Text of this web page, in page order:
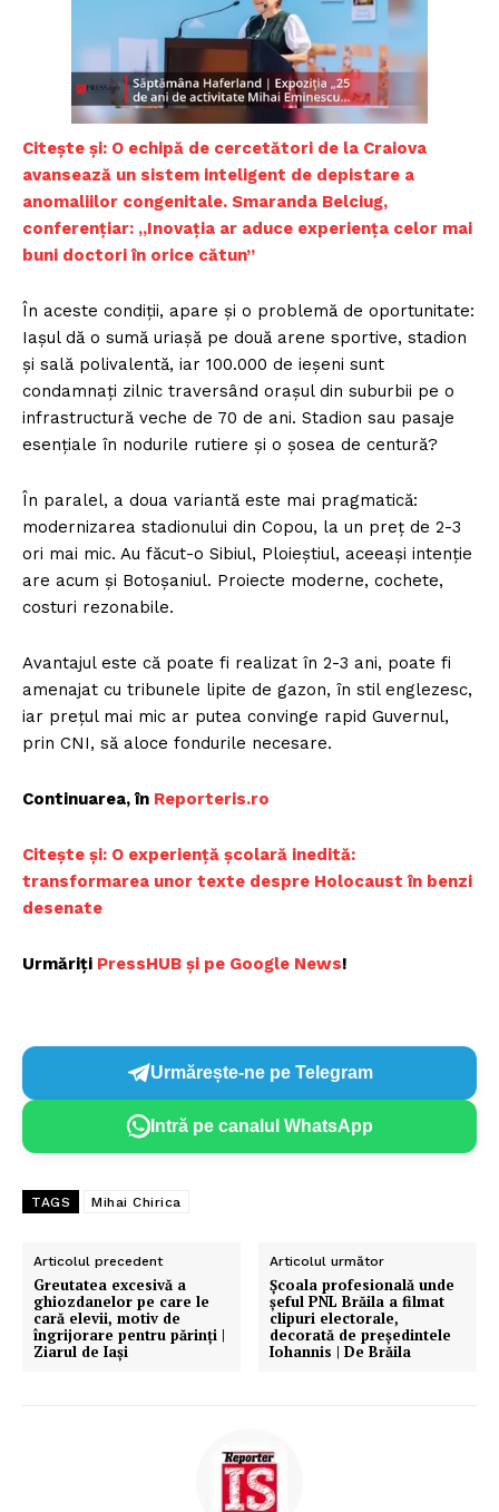
Citește și: O echipă de cercetători de la Craiova
avansează un sistem inteligent de depistare a
anomaliilor congenitale. Smaranda Belciug,
conferențiar: „Inovația ar aduce experiența celor mai
buni doctori în orice cătun”
În aceste condiții, apare și o problemă de oportunitate:
Iașul dă o sumă uriașă pe două arene sportive, stadion
și sală polivalentă, iar 100.000 de ieșeni sunt
condamnați zilnic traversând orașul din suburbii pe o
infrastructură veche de 70 de ani. Stadion sau pasaje
esențiale în nodurile rutiere și o șosea de centură?
În paralel, a doua variantă este mai pragmatică:
modernizarea stadionului din Copou, la un preț de 2-3
ori mai mic. Au făcut-o Sibiul, Ploieștiul, aceeași intenție
are acum și Botoșaniul. Proiecte moderne, cochete,
costuri rezonabile.
Avantajul este că poate fi realizat în 2-3 ani, poate fi
amenajat cu tribunele lipite de gazon, în stil englezesc,
iar prețul mai mic ar putea convinge rapid Guvernul,
prin CNI, să aloce fondurile necesare.
Continuarea, în Reporteris.ro
Citește și: O experiență școlară inedită:
transformarea unor texte despre Holocaust în benzi
desenate
Urmăriți PressHUB și pe Google News!
Urmărește-ne pe Telegram
Intră pe canalul WhatsApp
TAGS Mihai Chirica
Articolul precedent
Greutatea excesivă a
ghiozdanelor pe care le
cară elevii, motiv de
îngrijorare pentru părinți |
Ziarul de Iași
Articolul următor
Școala profesională unde
șeful PNL Brăila a filmat
clipuri electorale,
decorată de președintele
Iohannis | De Brăila